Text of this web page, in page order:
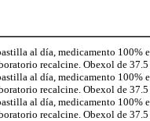
al día, medicamento 100%
recalcine. Obexol de
al día, medicamento 100%
recalcine. Obexol de
al día, medicamento 100%
recalcine. Obexol de